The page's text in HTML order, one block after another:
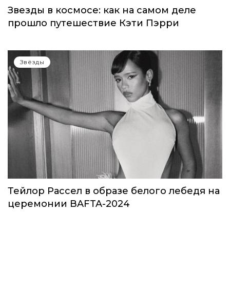
Звезды в космосе: как на самом деле
прошло путешествие Кэти Пэрри
Звёзды
Тейлор Рассел в образе белого лебедя на
церемонии BAFTA-2024